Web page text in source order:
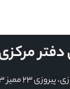
23 ممیز 3 پلاک 81